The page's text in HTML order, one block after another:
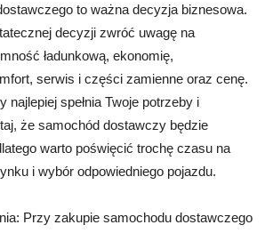
to ważna decyzja biznesowa.
decyzji zwróć uwagę na
ładunkową, ekonomię,
serwis i części zamienne oraz cenę.
najlepiej spełnia Twoje potrzeby i
że samochód dostawczy będzie
warto poświęcić trochę czasu na
i wybór odpowiedniego pojazdu.
Przy zakupie samochodu dostawczego